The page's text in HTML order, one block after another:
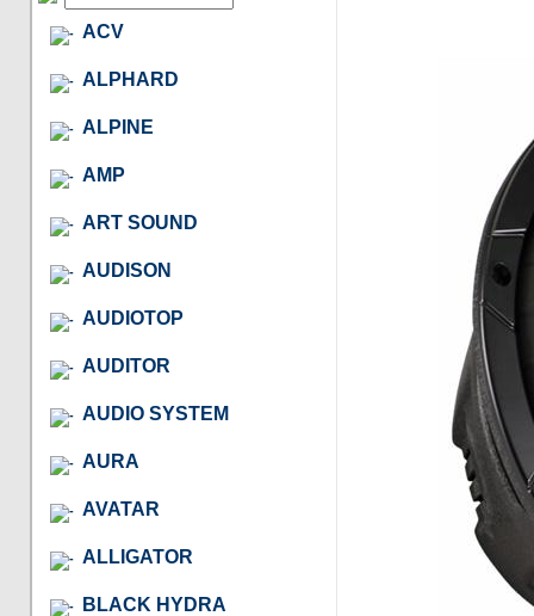
ACV
ALPHARD
ALPINE
AMP
ART SOUND
AUDISON
AUDIOTOP
AUDITOR
AUDIO SYSTEM
AURA
AVATAR
ALLIGATOR
BLACK HYDRA